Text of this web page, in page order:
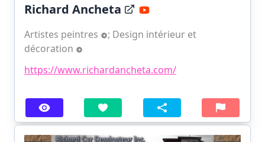
Richard Ancheta
Artistes peintres ; Design intérieur et
décoration
https://www.richardancheta.com/